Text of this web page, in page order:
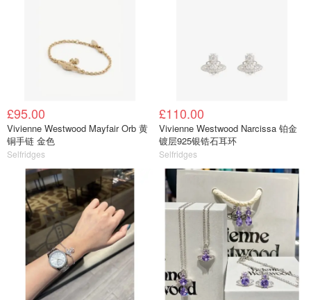
£95.00
Vivienne Westwood Mayfair Orb 黄
铜手链 金色
Selfridges
£110.00
Vivienne Westwood Narcissa 铂金
镀层925银锆石耳环
Selfridges